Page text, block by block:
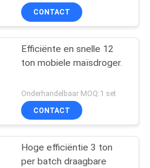
droger
21
CONTACT
Efficiënte en snelle 12
ton mobiele maïsdroger.
Onderhandelbaar MOQ:1 set
CONTACT
Hoge efficiëntie 3 ton
per batch draagbare